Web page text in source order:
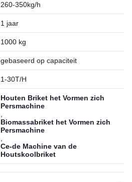
260-350kg/h
1 jaar
1000 kg
gebaseerd op capaciteit
1-30T/H
Houten Briket het Vormen zich
Persmachine
Biomassabriket het Vormen zich
Persmachine
Ce-de Machine van de
Houtskoolbriket